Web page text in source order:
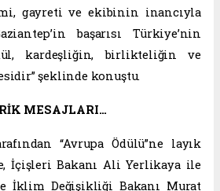
gayreti ve ekibinin inancıyla
başarısı Türkiye’nin
kardeşliğin, birlikteliğin ve
şeklinde konuştu.
MESAJLARI…
“Avrupa Ödülü”ne layık
İçişleri Bakanı Ali Yerlikaya ile
İklim Değişikliği Bakanı Murat